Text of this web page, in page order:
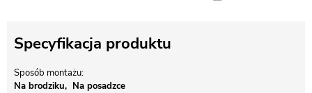
Specyfikacja produktu
Sposób montażu
Na brodziku
Na posadzce